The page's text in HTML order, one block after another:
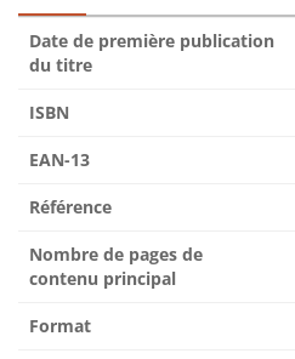
Date de première publication
du titre
ISBN
EAN-13
Référence
Nombre de pages de
contenu principal
Format